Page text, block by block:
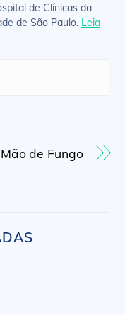
de Clínicas da
de São Paulo. Leia
de Fungo